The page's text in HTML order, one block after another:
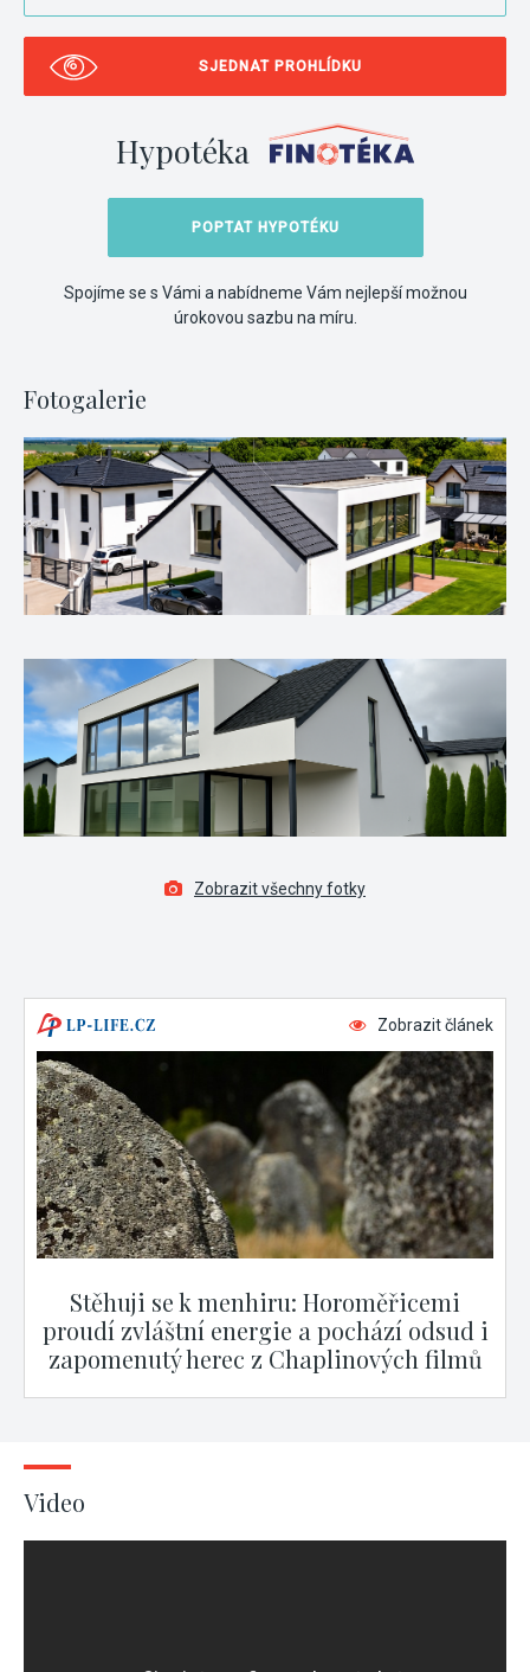
SJEDNAT PROHLÍDKU
Hypotéka
POPTAT HYPOTÉKU
Spojíme se s Vámi a nabídneme Vám nejlepší možnou
úrokovou sazbu na míru.
Fotogalerie
Zobrazit všechny fotky
Zobrazit článek
Stěhuji se k menhiru: Horoměřicemi
proudí zvláštní energie a pochází odsud i
zapomenutý herec z Chaplinových filmů
Video